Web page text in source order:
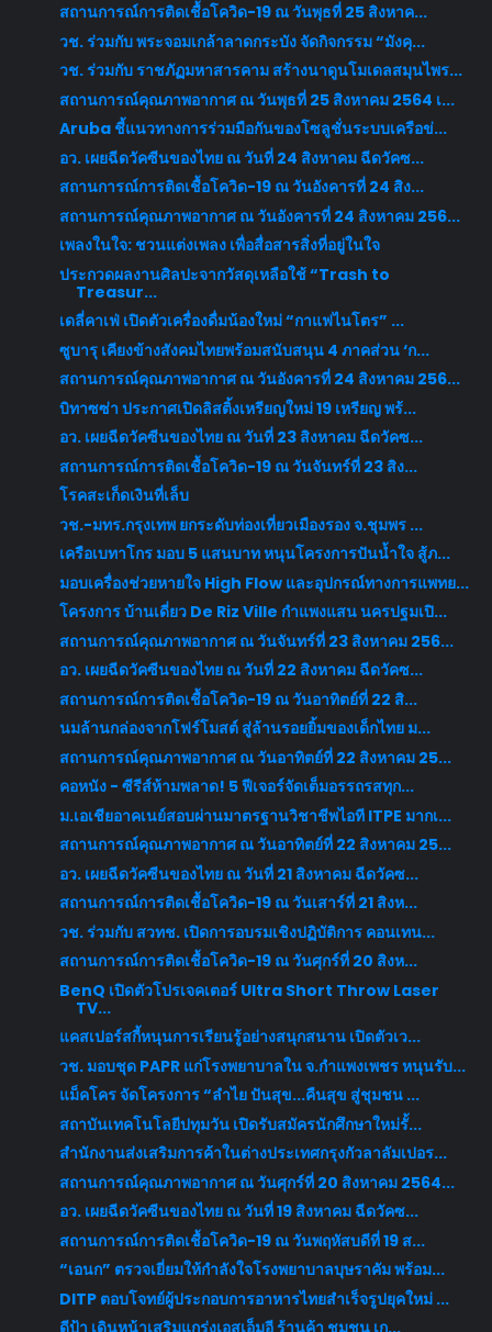
สถานการณ์การติดเชื้อโควิด-19 ณ วันพุธที่ 25 สิงหาค...
วช. ร่วมกับ พระจอมเกล้าลาดกระบัง จัดกิจกรรม “มังคุ...
วช. ร่วมกับ ราชภัฏมหาสารคาม สร้างนาดูนโมเดลสมุนไพร...
สถานการณ์คุณภาพอากาศ ณ วันพุธที่ 25 สิงหาคม 2564 เ...
Aruba ชี้แนวทางการร่วมมือกันของโซลูชั่นระบบเครือข่...
อว. เผยฉีดวัคซีนของไทย ณ วันที่ 24 สิงหาคม ฉีดวัคซ...
สถานการณ์การติดเชื้อโควิด-19 ณ วันอังคารที่ 24 สิง...
สถานการณ์คุณภาพอากาศ ณ วันอังคารที่ 24 สิงหาคม 256...
เพลงในใจ: ชวนแต่งเพลง เพื่อสื่อสารสิ่งที่อยู่ในใจ
ประกวดผลงานศิลปะจากวัสดุเหลือใช้ “Trash to
Treasur...
เดลี่คาเฟ่ เปิดตัวเครื่องดื่มน้องใหม่ “กาแฟไนโตร” ...
ซูบารุ เคียงข้างสังคมไทยพร้อมสนับสนุน 4 ภาคส่วน ‘ก...
สถานการณ์คุณภาพอากาศ ณ วันอังคารที่ 24 สิงหาคม 256...
บิทาซซ่า ประกาศเปิดลิสติ้งเหรียญใหม่ 19 เหรียญ พร้...
อว. เผยฉีดวัคซีนของไทย ณ วันที่ 23 สิงหาคม ฉีดวัคซ...
สถานการณ์การติดเชื้อโควิด-19 ณ วันจันทร์ที่ 23 สิง...
โรคสะเก็ดเงินที่เล็บ
วช.-มทร.กรุงเทพ ยกระดับท่องเที่ยวเมืองรอง จ.ชุมพร ...
เครือเบทาโกร มอบ 5 แสนบาท หนุนโครงการปันน้ำใจ สู้ภ...
มอบเครื่องช่วยหายใจ High Flow และอุปกรณ์ทางการแพทย...
โครงการ บ้านเดี่ยว De Riz Ville กำแพงแสน นครปฐมเปิ...
สถานการณ์คุณภาพอากาศ ณ วันจันทร์ที่ 23 สิงหาคม 256...
อว. เผยฉีดวัคซีนของไทย ณ วันที่ 22 สิงหาคม ฉีดวัคซ...
สถานการณ์การติดเชื้อโควิด-19 ณ วันอาทิตย์ที่ 22 สิ...
นมล้านกล่องจากโฟร์โมสต์ สู่ล้านรอยยิ้มของเด็กไทย ม...
สถานการณ์คุณภาพอากาศ ณ วันอาทิตย์ที่ 22 สิงหาคม 25...
คอหนัง - ซีรีส์ห้ามพลาด! 5 ฟีเจอร์จัดเต็มอรรถรสทุก...
ม.เอเชียอาคเนย์สอบผ่านมาตรฐานวิชาชีพไอที ITPE มากเ...
สถานการณ์คุณภาพอากาศ ณ วันอาทิตย์ที่ 22 สิงหาคม 25...
อว. เผยฉีดวัคซีนของไทย ณ วันที่ 21 สิงหาคม ฉีดวัคซ...
สถานการณ์การติดเชื้อโควิด-19 ณ วันเสาร์ที่ 21 สิงห...
วช. ร่วมกับ สวทช. เปิดการอบรมเชิงปฏิบัติการ คอนเทน...
สถานการณ์การติดเชื้อโควิด-19 ณ วันศุกร์ที่ 20 สิงห...
BenQ เปิดตัวโปรเจคเตอร์ Ultra Short Throw Laser
TV...
แคสเปอร์สกี้หนุนการเรียนรู้อย่างสนุกสนาน เปิดตัวเว...
วช. มอบชุด PAPR แก่โรงพยาบาลใน จ.กำแพงเพชร หนุนรับ...
แม็คโคร จัดโครงการ “ลำไย ปันสุข...คืนสุข สู่ชุมชน ...
สถาบันเทคโนโลยีปทุมวัน เปิดรับสมัครนักศึกษาใหม่รั้...
สำนักงานส่งเสริมการค้าในต่างประเทศกรุงกัวลาลัมเปอร...
สถานการณ์คุณภาพอากาศ ณ วันศุกร์ที่ 20 สิงหาคม 2564...
อว. เผยฉีดวัคซีนของไทย ณ วันที่ 19 สิงหาคม ฉีดวัคซ...
สถานการณ์การติดเชื้อโควิด-19 ณ วันพฤหัสบดีที่ 19 ส...
“เอนก” ตรวจเยี่ยมให้กำลังใจโรงพยาบาลบุษราคัม พร้อม...
DITP ตอบโจทย์ผู้ประกอบการอาหารไทยสำเร็จรูปยุคใหม่ ...